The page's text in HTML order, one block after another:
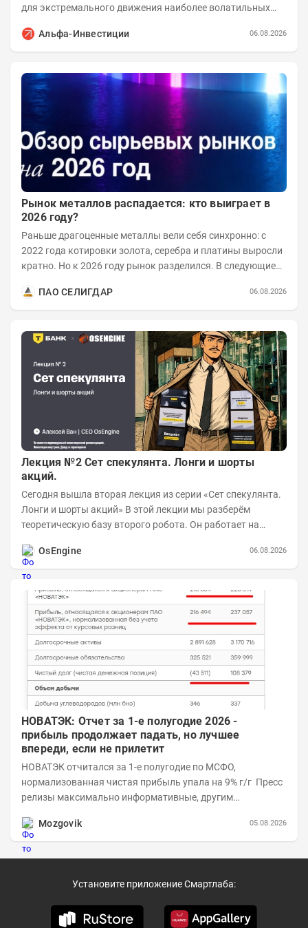
для экстремального движения наиболее волатильных
Альфа-Инвестиции
06.08.2026
Рынок металлов распадается: кто выиграет в
2026 году?
Раньше драгоценные металлы вели себя синхронно: с
2022 года котировки золота, серебра и платины выросли
кратно. Но к 2026 году рынок разделился. В следующие
ПАО СЕЛИГДАР
06.08.2026
Лекция №2 Сет спекулянта. Лонги и шорты
акций.
Сегодня вышла вторая лекция из серии «Сет спекулянта.
Лонги и шорты акций» В этой лекции мы разберём
теоретическую базу второго робота. Он работает на
OsEngine
06.08.2026
НОВАТЭК: Отчет за 1-е полугодие 2026 -
прибыль продолжает падать, но лучшее
впереди, если не прилетит
НОВАТЭК отчитался за 1-е полугодие по МСФО,
нормализованная чистая прибыль упала на 9% г/г Пресс
релизы максимально информативные, другим
Mozgovik
05.08.2026
Установите приложение Смартлаба: